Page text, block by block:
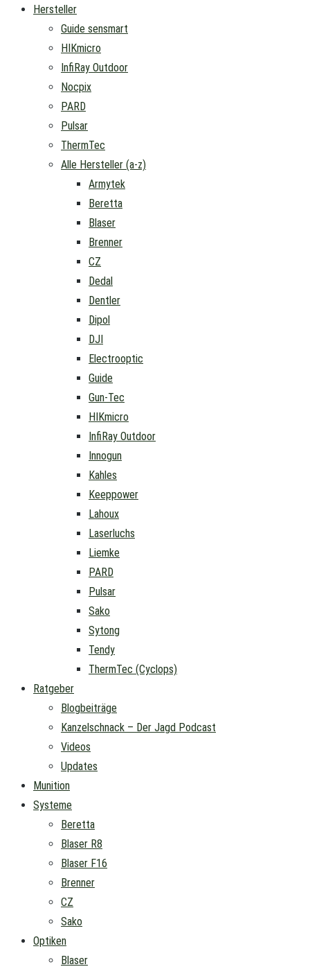
Hersteller
Guide sensmart
HIKmicro
InfiRay Outdoor
Nocpix
PARD
Pulsar
ThermTec
Alle Hersteller (a-z)
Armytek
Beretta
Blaser
Brenner
CZ
Dedal
Dentler
Dipol
DJI
Electrooptic
Guide
Gun-Tec
HIKmicro
InfiRay Outdoor
Innogun
Kahles
Keeppower
Lahoux
Laserluchs
Liemke
PARD
Pulsar
Sako
Sytong
Tendy
ThermTec (Cyclops)
Ratgeber
Blogbeiträge
Kanzelschnack – Der Jagd Podcast
Videos
Updates
Munition
Systeme
Beretta
Blaser R8
Blaser F16
Brenner
CZ
Sako
Optiken
Blaser